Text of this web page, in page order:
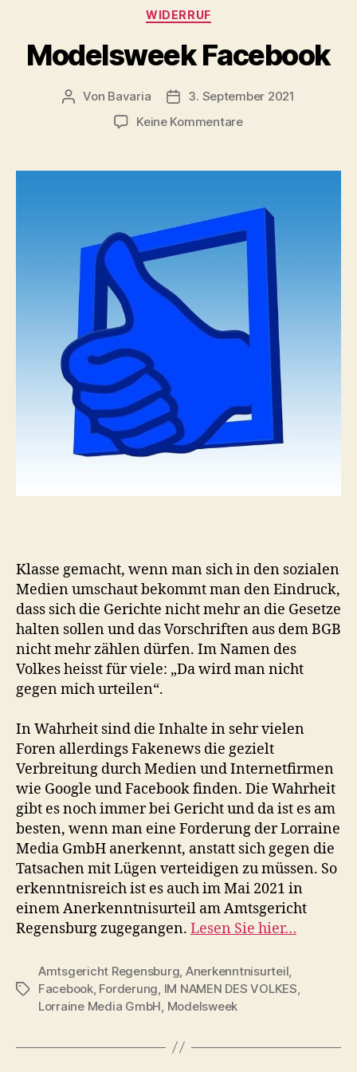
Kategorien
WIDERRUF
Modelsweek Facebook
Beitragsautor
Von Bavaria Veröffentlichungsdatum
3. September 2021
Keine Kommentarezu
Klasse gemacht, wenn man sich in den sozialen
Medien umschaut bekommt man den Eindruck,
dass sich die Gerichte nicht mehr an die Gesetze
halten sollen und das Vorschriften aus dem BGB
nicht mehr zählen dürfen. Im Namen des
Volkes heisst für viele: „Da wird man nicht
gegen mich urteilen“.
In Wahrheit sind die Inhalte in sehr vielen
Foren allerdings Fakenews die gezielt
Verbreitung durch Medien und Internetfirmen
wie Google und Facebook finden. Die Wahrheit
gibt es noch immer bei Gericht und da ist es am
besten, wenn man eine Forderung der Lorraine
Media GmbH anerkennt, anstatt sich gegen die
Tatsachen mit Lügen verteidigen zu müssen. So
erkenntnisreich ist es auch im Mai 2021 in
einem Anerkenntnisurteil am Amtsgericht
Regensburg zugegangen. Lesen Sie hier…
Schlagwörter
Amtsgericht Regensburg Anerkenntnisurteil
Facebook, Forderung IM NAMEN DES VOLKES
Lorraine Media GmbH Modelsweek